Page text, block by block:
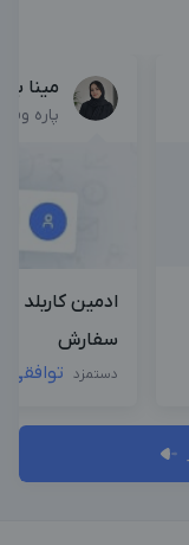
مینا
پاره
ادمین کاربلد
سفارش
دستمزد توافقی